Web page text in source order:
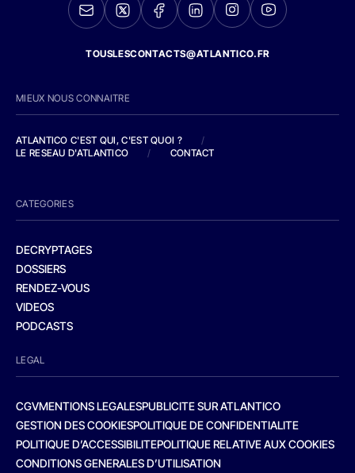
TOUSLESCONTACTS@ATLANTICO.FR
MIEUX NOUS CONNAITRE
ATLANTICO C'EST QUI, C'EST QUOI ?
/
LE RESEAU D'ATLANTICO
/ CONTACT
CATEGORIES
DECRYPTAGES
DOSSIERS
RENDEZ-VOUS
VIDEOS
PODCASTS
LEGAL
CGVMENTIONS LEGALESPUBLICITE SUR ATLANTICO
GESTION DES COOKIESPOLITIQUE DE CONFIDENTIALITE
POLITIQUE D’ACCESSIBILITEPOLITIQUE RELATIVE AUX COOKIES
CONDITIONS GENERALES D’UTILISATION